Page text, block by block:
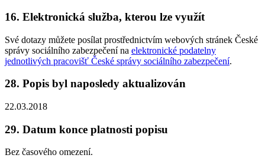
16. Elektronická služba, kterou lze využít
Své dotazy můžete posílat prostřednictvím webových stránek České
správy sociálního zabezpečení na elektronické podatelny
jednotlivých pracovišť České správy sociálního zabezpečení.
28. Popis byl naposledy aktualizován
22.03.2018
29. Datum konce platnosti popisu
Bez časového omezení.